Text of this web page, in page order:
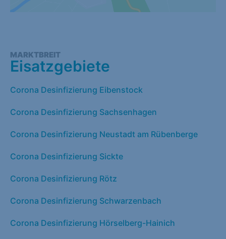
MARKTBREIT
Eisatzgebiete
Corona Desinfizierung Eibenstock
Corona Desinfizierung Sachsenhagen
Corona Desinfizierung Neustadt am Rübenberge
Corona Desinfizierung Sickte
Corona Desinfizierung Rötz
Corona Desinfizierung Schwarzenbach
Corona Desinfizierung Hörselberg-Hainich